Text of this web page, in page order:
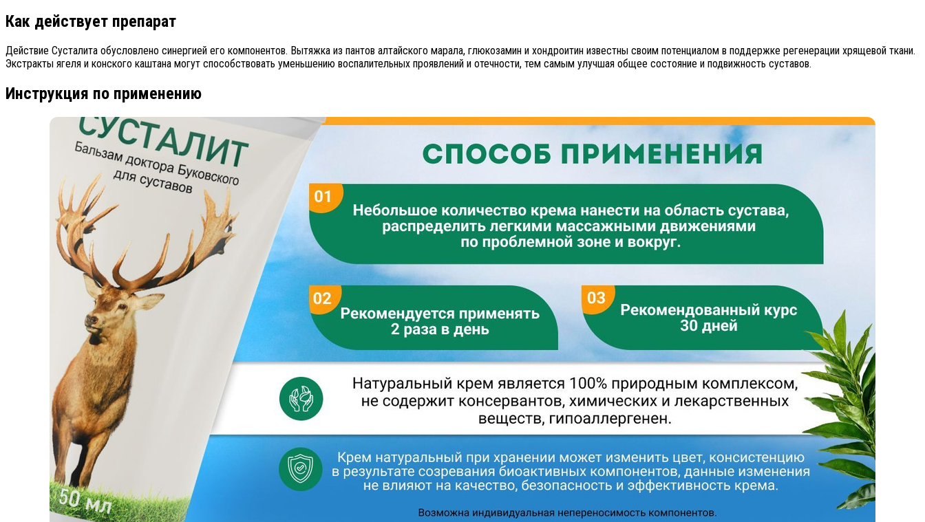
Как действует препарат
Действие Сусталита обусловлено синергией его компонентов. Вытяжка из пантов алтайского марала, глюкозамин и хондроитин известны своим потенциалом в поддержке регенерации хрящевой ткани.
Экстракты ягеля и конского каштана могут способствовать уменьшению воспалительных проявлений и отечности, тем самым улучшая общее состояние и подвижность суставов.
Инструкция по применению